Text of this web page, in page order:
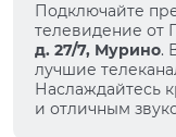
Подключайте
телевидение от
д. 27/7, Мурино.
лучшие
Наслаждайтесь
и отличным